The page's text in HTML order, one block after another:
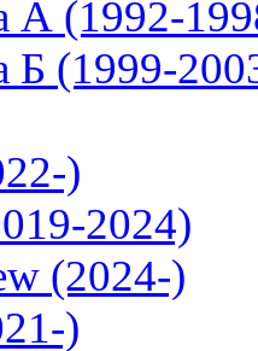
А (1992-
Б (1999-
)
2024)
(2024-)
)